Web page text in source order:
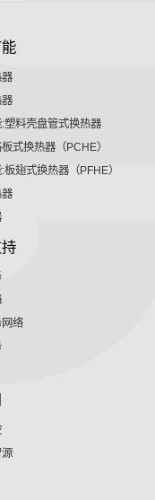
器
塑料壳盘管式换热器
式换热器（PCHE）
板翅式换热器（PFHE）
络